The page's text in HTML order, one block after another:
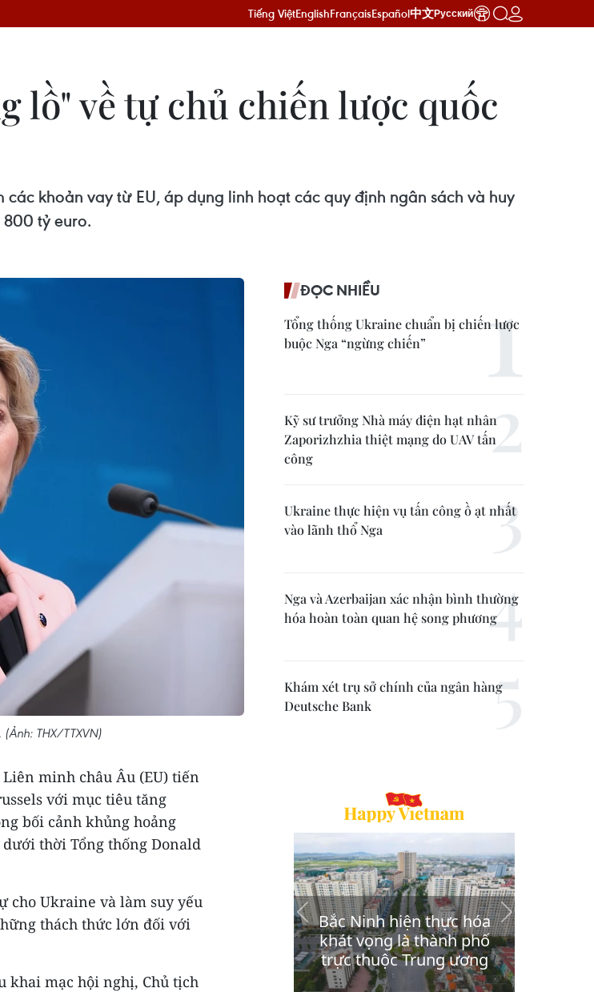
Tiếng ViệtEnglishFrançaisEspañol中文Русский
lồ" về tự chủ chiến lược quốc
khoản vay từ EU, áp dụng linh hoạt các quy định ngân sách và huy
tỷ euro.
THX/TTXVN)
minh châu Âu (EU) tiến
với mục tiêu tăng
bối cảnh khủng hoảng
thời Tổng thống Donald
cho Ukraine và làm suy yếu
thách thức lớn đối với
khai mạc hội nghị, Chủ tịch
ĐỌC NHIỀU
Tổng thống Ukraine chuẩn bị chiến lược
buộc Nga “ngừng chiến”
Kỹ sư trưởng Nhà máy điện hạt nhân
Zaporizhzhia thiệt mạng do UAV tấn
công
Ukraine thực hiện vụ tấn công ồ ạt nhất
vào lãnh thổ Nga
Nga và Azerbaijan xác nhận bình thường
hóa hoàn toàn quan hệ song phương
Khám xét trụ sở chính của ngân hàng
Deutsche Bank